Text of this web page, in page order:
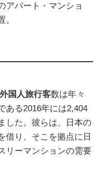
アパート・マンショ
。
国人旅行客数は年々
ある2016年には2,404
した。彼らは、日本の
借り、そこを拠点に日
リーマンションの需要